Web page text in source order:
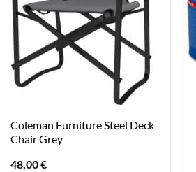
Coleman Furniture Steel Deck
Chair Grey
48,00€